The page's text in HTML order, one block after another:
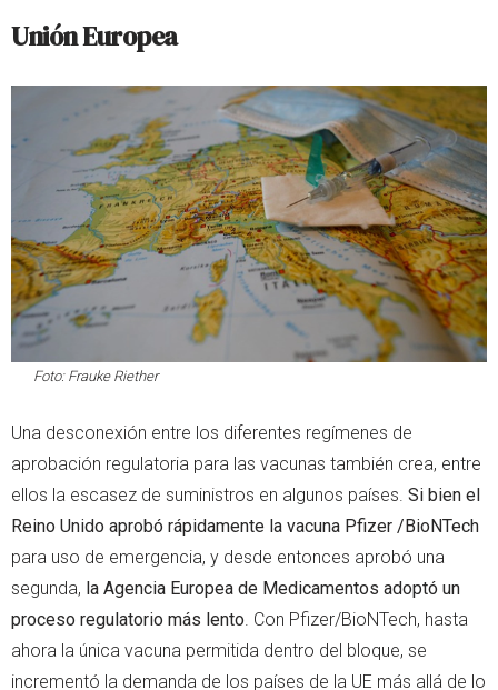
Unión Europea
Foto: Frauke Riether
Una desconexión entre los diferentes regímenes de
aprobación regulatoria para las vacunas también crea, entre
ellos la escasez de suministros en algunos países. Si bien el
Reino Unido aprobó rápidamente la vacuna Pfizer /BioNTech
para uso de emergencia, y desde entonces aprobó una
segunda, la Agencia Europea de Medicamentos adoptó un
proceso regulatorio más lento. Con Pfizer/BioNTech, hasta
ahora la única vacuna permitida dentro del bloque, se
incrementó la demanda de los países de la UE más allá de lo